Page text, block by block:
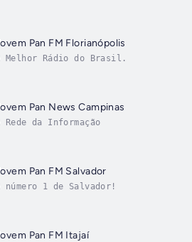
Pan FM Florianópolis
Melhor Rádio do Brasil.
Pan News Campinas
Rede da Informação
Pan FM Salvador
número 1 de Salvador!
Pan FM Itajaí